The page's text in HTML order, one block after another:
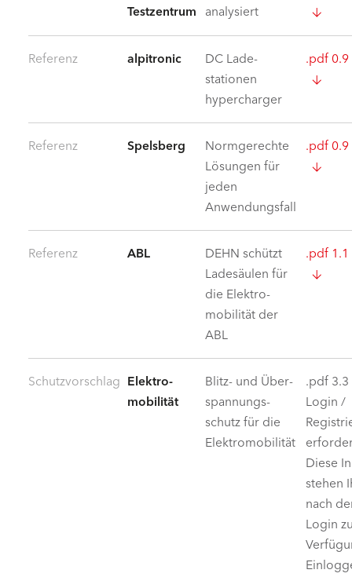
Testzentrum
analysiert
Referenz alpitronic
DC Lade­
stationen
hypercharger
.pdf 0.9
Referenz Spelsberg
Normgerechte
Lösungen für
jeden
Anwendungs­fall
.pdf 0.9
Referenz ABL
DEHN schützt
Ladesäulen für
die Elektro­
mobilität der
ABL
.pdf 1.1
Schutzvorschlag Elektro­
mobilität
Blitz- und Über­
spannungs­
schutz für die
Elektro­mobilität
.pdf 3.3
Login /
Diese
stehen
nach
Login